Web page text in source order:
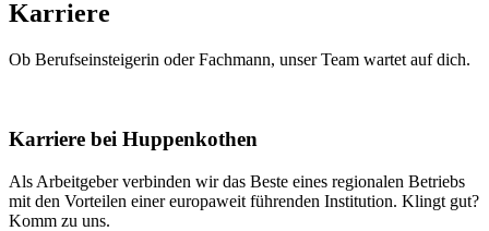
Karriere
Ob Berufseinsteigerin oder Fachmann, unser Team wartet auf dich.
Karriere bei Huppenkothen
Als Arbeitgeber verbinden wir das Beste eines regionalen Betriebs
mit den Vorteilen einer europaweit führenden Institution. Klingt gut?
Komm zu uns.